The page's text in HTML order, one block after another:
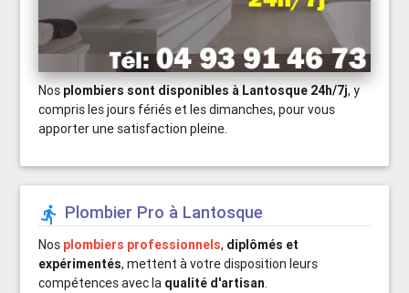
Nos plombiers sont disponibles à Lantosque 24h/7j, y
compris les jours fériés et les dimanches, pour vous
apporter une satisfaction pleine.
 Plombier Pro à Lantosque
Nos plombiers professionnels, diplômés et
expérimentés, mettent à votre disposition leurs
compétences avec la qualité d'artisan.